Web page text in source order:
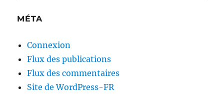
MÉTA
Connexion
Flux des publications
Flux des commentaires
Site de WordPress-FR